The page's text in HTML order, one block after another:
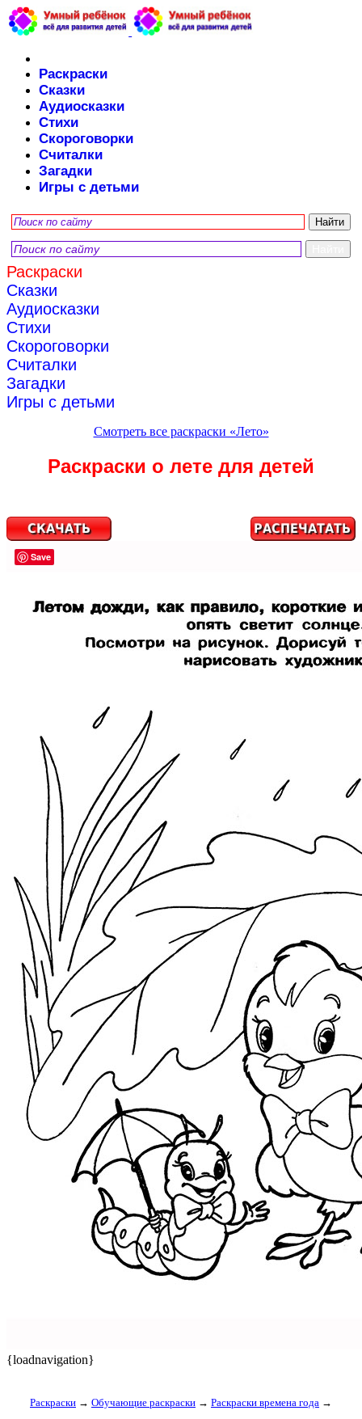
Раскраски
Сказки
Аудиосказки
Стихи
Скороговорки
Считалки
Загадки
Игры с детьми
Раскраски
Сказки
Аудиосказки
Стихи
Скороговорки
Считалки
Загадки
Игры с детьми
Смотреть все раскраски «Лето»
Раскраски о лете для детей
{loadnavigation}
Раскраски → Обучающие раскраски → Раскраски времена года →
Save